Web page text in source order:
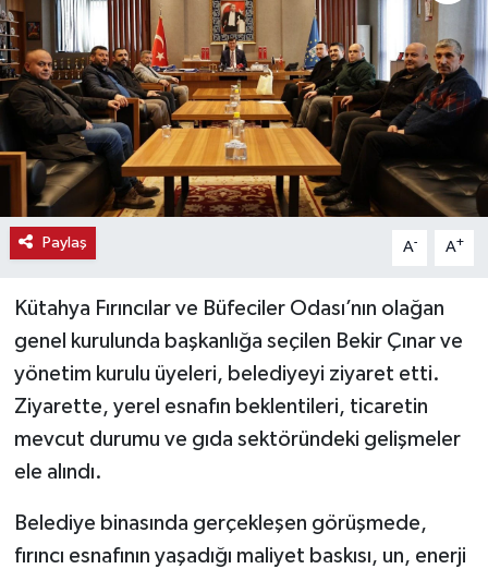
Paylaş A- A+
Kütahya Fırıncılar ve Büfeciler Odası’nın olağan
genel kurulunda başkanlığa seçilen Bekir Çınar ve
yönetim kurulu üyeleri, belediyeyi ziyaret etti.
Ziyarette, yerel esnafın beklentileri, ticaretin
mevcut durumu ve gıda sektöründeki gelişmeler
ele alındı.
Belediye binasında gerçekleşen görüşmede,
fırıncı esnafının yaşadığı maliyet baskısı, un, enerji
Kültür-Sanat
Magazin
Resmi İlanlar
Sağlık
Siyaset
Spor
Teknoloji
Vefat Haberleri